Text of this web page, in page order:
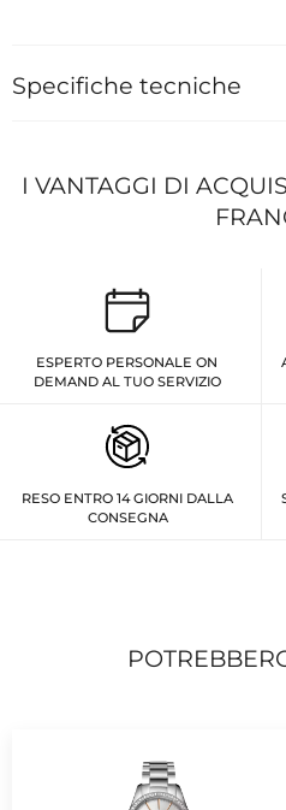
Specifiche tecniche
I VANTAGGI DI
ESPERTO PERSONALE ON
DEMAND AL TUO SERVIZIO
RESO ENTRO 14 GIORNI DALLA
CONSEGNA